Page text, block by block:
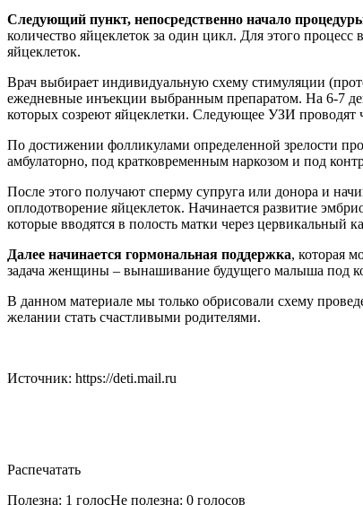
Следующий пункт, непосредственно начало
количество яйцеклеток за один цикл. Для этого
яйцеклеток.
Врач выбирает индивидуальную схему стимуляции
ежедневные инъекции выбранным препаратом. На 6-7
которых созреют яйцеклетки. Следующее УЗИ проводят
По достижении фолликулами определенной зрелости
амбулаторно, под кратковременным наркозом и под
После этого получают сперму супруга или донора и
оплодотворение яйцеклеток. Начинается развитие
которые вводятся в полость матки через цервикальный
Далее начинается гормональная поддержка, которая
задача женщины – вынашивание будущего малыша под
В данном материале мы только обрисовали схему
желании стать счастливыми родителями.
Источник: https://deti.mail.ru
Распечатать
Полезна: 1 голосНе полезна: 0 голосов